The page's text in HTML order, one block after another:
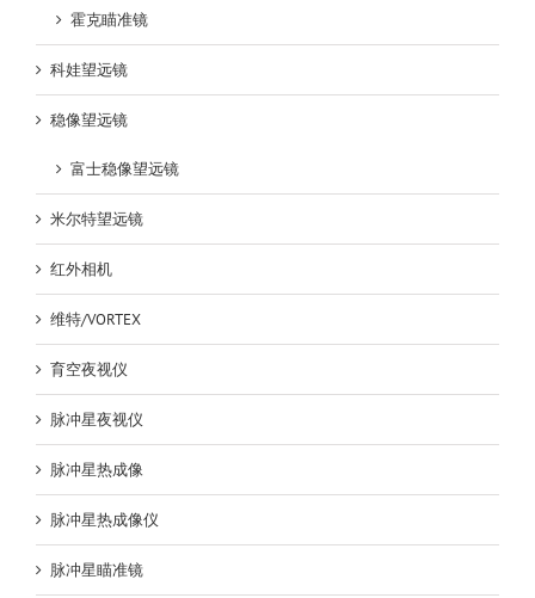
霍克瞄准镜
科娃望远镜
稳像望远镜
富士稳像望远镜
米尔特望远镜
红外相机
维特/VORTEX
育空夜视仪
脉冲星夜视仪
脉冲星热成像
脉冲星热成像仪
脉冲星瞄准镜